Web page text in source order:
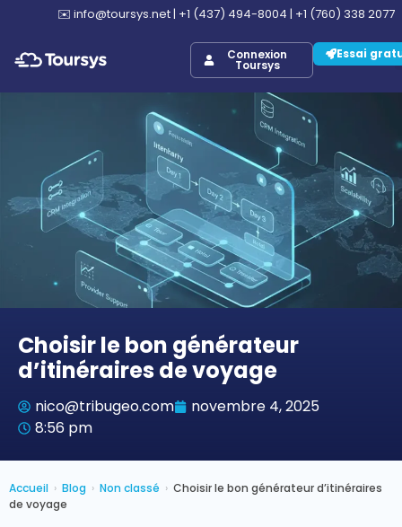
✉️ info@toursys.net| +1 (437) 494-8004 | +1 (760) 338 2077
Connexion
Toursys
Essai
Choisir le bon générateur
d’itinéraires de voyage
nico@tribugeo.com
novembre 4, 2025
8:56 pm
Accueil › Blog › Non classé › Choisir le bon générateur d’itinéraires
de voyage